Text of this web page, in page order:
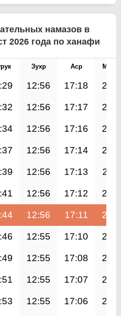
намазов в
2026 года по ханафи
Зухр Аср
12:56 17:18
12:56 17:17
12:56 17:16
12:56 17:14
12:56 17:13
12:56 17:12
12:56 17:11
12:55 17:10
12:55 17:08
12:55 17:07
12:55 17:06